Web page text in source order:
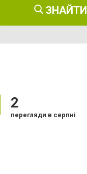
ЗНАЙТИ
2
перегляди в серпні